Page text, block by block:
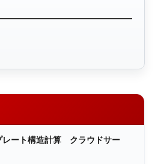
ート構造計算 クラウドサー